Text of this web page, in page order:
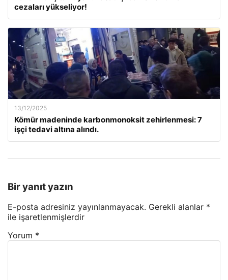
cezaları yükseliyor!
13/12/2025
Kömür madeninde karbonmonoksit zehirlenmesi: 7
işçi tedavi altına alındı.
Bir yanıt yazın
E-posta adresiniz yayınlanmayacak. Gerekli alanlar *
ile işaretlenmişlerdir
Yorum *